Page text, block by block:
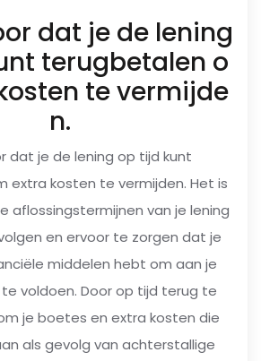
dat je de lening
terugbetalen o
te vermijde
n.
dat je de lening op tijd kunt
extra kosten te vermijden. Het is
aflossingstermijnen van je lening
en ervoor te zorgen dat je
middelen hebt om aan je
voldoen. Door op tijd terug te
je boetes en extra kosten die
als gevolg van achterstallige